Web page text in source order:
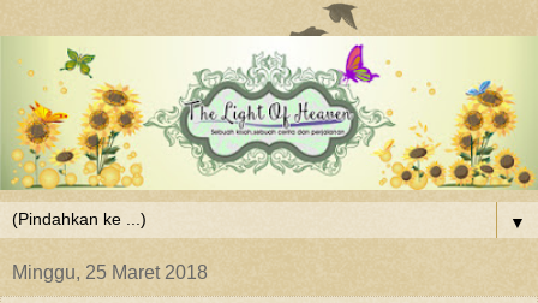
▼
Minggu, 25 Maret 2018